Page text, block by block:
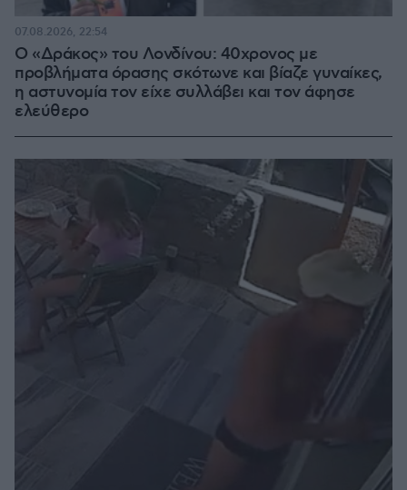
Ο «Δράκος» του Λονδίνου: 40χρονος με
προβλήματα όρασης σκότωνε και βίαζε γυναίκες,
η αστυνομία τον είχε συλλάβει και τον άφησε
ελεύθερο
07.08.2026, 22:54